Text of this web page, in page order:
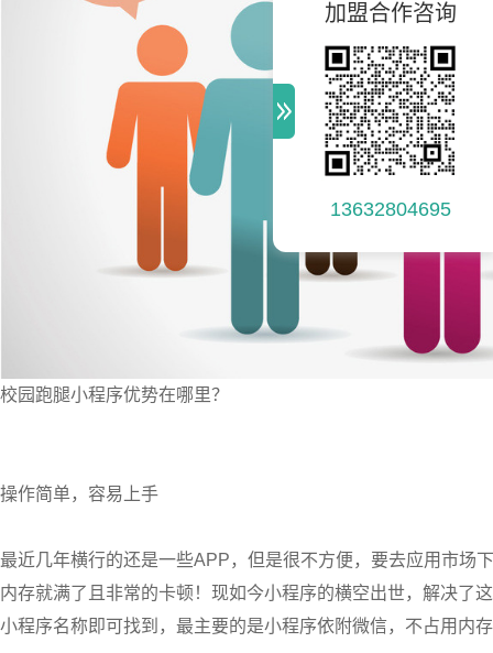
加盟合作咨询
13632804695
校园跑腿小程序优势在哪里？
操作简单，容易上手
最近几年横行的还是一些APP，但是很不方便，要去应用市场
内存就满了且非常的卡顿！现如今小程序的横空出世，解决了
小程序名称即可找到，最主要的是小程序依附微信，不占用内